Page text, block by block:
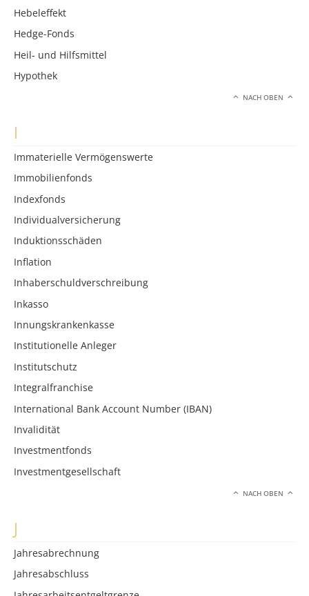
Hebeleffekt
Hedge-Fonds
Heil- und Hilfsmittel
Hypothek
NACH OBEN
I
Immaterielle Vermögenswerte
Immobilienfonds
Indexfonds
Individualversicherung
Induktionsschäden
Inflation
Inhaberschuldverschreibung
Inkasso
Innungskrankenkasse
Institutionelle Anleger
Institutschutz
Integralfranchise
International Bank Account Number (IBAN)
Invalidität
Investmentfonds
Investmentgesellschaft
NACH OBEN
J
Jahresabrechnung
Jahresabschluss